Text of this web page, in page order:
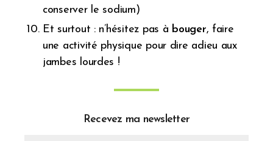
conserver le sodium)
Et surtout : n’hésitez pas à bouger, faire
une activité physique pour dire adieu aux
jambes lourdes !
Recevez ma newsletter